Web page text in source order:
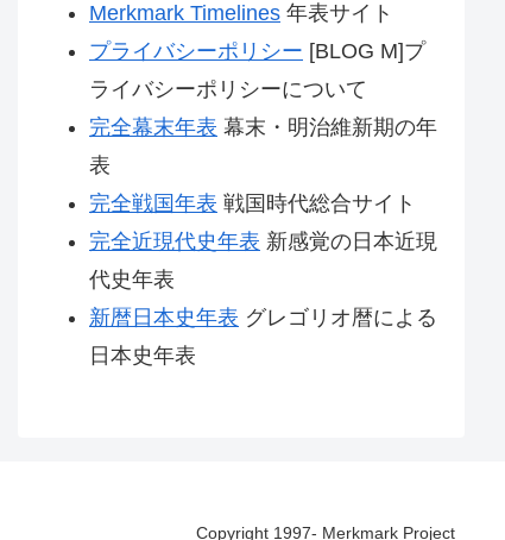
Merkmark Timelines 年表サイト
プライバシーポリシー [BLOG M]プ
ライバシーポリシーについて
完全幕末年表 幕末・明治維新期の年
表
完全戦国年表 戦国時代総合サイト
完全近現代史年表 新感覚の日本近現
代史年表
新暦日本史年表 グレゴリオ暦による
日本史年表
Copyright 1997- Merkmark Project